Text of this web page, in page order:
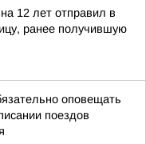
12 лет отправил в
ранее получившую
оповещать
поездов